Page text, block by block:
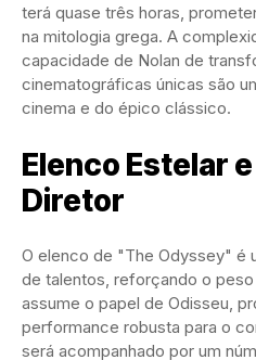
terá quase três horas,
na mitologia grega. A
capacidade de Nolan de
cinematográficas únicas são
cinema e do épico clássico.
Elenco Estelar
Diretor
O elenco de "The Odyssey" é
de talentos, reforçando o
assume o papel de Odisseu,
performance robusta para o
será acompanhado por um